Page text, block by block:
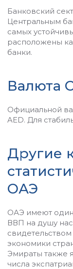
Банковский
Центральным
самых
расположены
банки.
Валюта
Официальной
AED. Для
Другие
ОАЭ
ОАЭ имеют один
ВВП на душу
экономики
Эмираты также
числа